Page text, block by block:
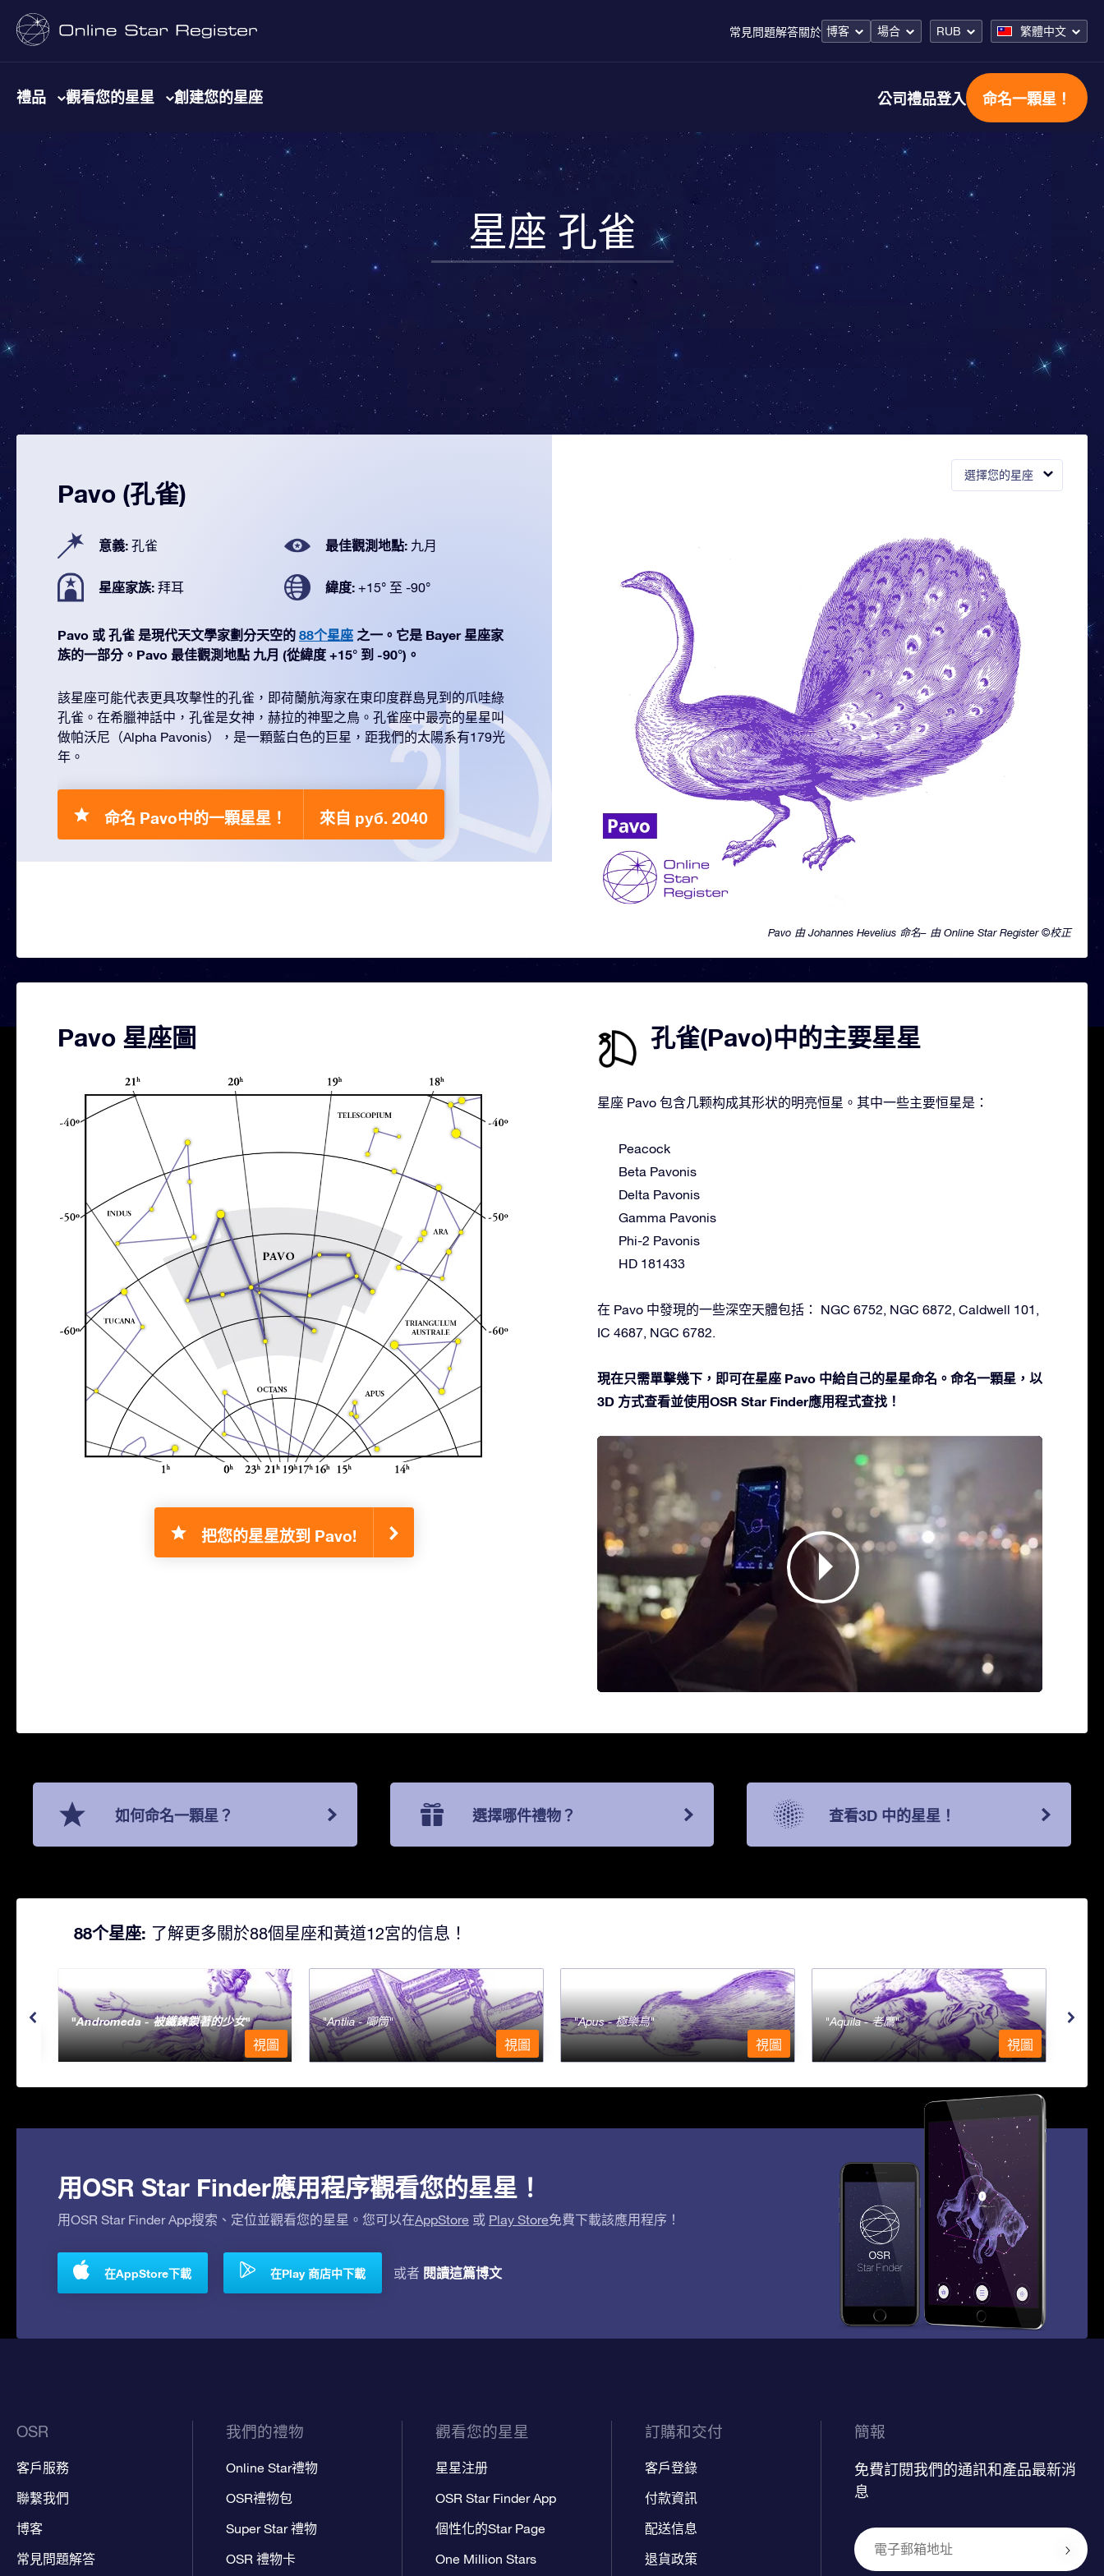
常見問題解答關於 博客 場合 RUB 繁體中文
禮品 觀看您的星星 創建您的星座 公司禮品登入 命名一顆星！
星座 孔雀
選擇您的星座
Pavo 由 Johannes Hevelius 命名– 由 Online Star Register ©校正
Pavo (孔雀)
意義: 孔雀 最佳觀測地點: 九月
星座家族: 拜耳 緯度: +15° 至 -90°
Pavo 或 孔雀 是現代天文學家劃分天空的 88个星座 之一。它是 Bayer 星座家
族的一部分。Pavo 最佳觀測地點 九月 (從緯度 +15° 到 -90°)。
該星座可能代表更具攻擊性的孔雀，即荷蘭航海家在東印度群島見到的爪哇綠
孔雀。在希臘神話中，孔雀是女神，赫拉的神聖之鳥。孔雀座中最亮的星星叫
做帕沃尼（Alpha Pavonis），是一顆藍白色的巨星，距我們的太陽系有179光
年。
命名 Pavo中的一顆星星！ 來自 руб. 2040
Pavo 星座圖
把您的星星放到 Pavo!
孔雀(Pavo)中的主要星星
星座 Pavo 包含几颗构成其形状的明亮恒星。其中一些主要恒星是：
Peacock
Beta Pavonis
Delta Pavonis
Gamma Pavonis
Phi-2 Pavonis
HD 181433
在 Pavo 中發現的一些深空天體包括： NGC 6752, NGC 6872, Caldwell 101,
IC 4687, NGC 6782.
現在只需單擊幾下，即可在星座 Pavo 中給自己的星星命名。命名一顆星，以
3D 方式查看並使用OSR Star Finder應用程式查找！
如何命名一顆星？ 選擇哪件禮物？ 查看3D 中的星星！
88个星座: 了解更多關於88個星座和黃道12宮的信息！
Andromeda - 被鐵鍊鎖著的少女
視圖
Antlia - 唧筒
視圖
Apus - 極樂鳥
視圖
Aquila - 老鷹
視圖
用OSR Star Finder應用程序觀看您的星星！
用OSR Star Finder App搜索、定位並觀看您的星星。您可以在AppStore 或 Play Store免費下載該應用程序！
在AppStore下載 在Play 商店中下載 或者 閱讀這篇博文
OSR
客戶服務
聯繫我們
博客
常見問題解答
我們的禮物
Online Star禮物
OSR禮物包
Super Star 禮物
OSR 禮物卡
觀看您的星星
星星注册
OSR Star Finder App
個性化的Star Page
One Million Stars
訂購和交付
客戶登錄
付款資訊
配送信息
退貨政策
簡報
免費訂閱我們的通訊和產品最新消
息